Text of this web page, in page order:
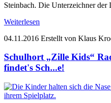
Steinbach. Die Unterzeichner
Weiterlesen
04.11.2016 Erstellt von Klaus
Schulhort „Zille Kids“
findet's Sch...e!